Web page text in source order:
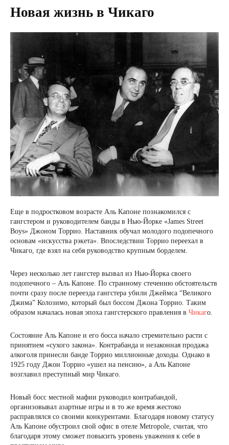
Новая жизнь в Чикаго
Еще в подростковом возрасте Аль Капоне познакомился с
гангстером и руководителем банды в Нью-Йорке «James Street
Boys» Джоном Торрио. Наставник обучал молодого подопечного
основам «искусства рэкета». Впоследствии Торрио переехал в
Чикаго, где взял на себя руководство крупным борделем.
Через несколько лет гангстер вызвал из Нью-Йорка своего
подопечного – Аль Капоне. По странному стечению обстоятельств
почти сразу после переезда гангстера убили Джеймса “Великого
Джима” Колозимо, который был боссом Джона Торрио. Таким
образом началась новая эпоха гангстерского правления в Чикаго.
Состояние Аль Капоне и его босса начало стремительно расти с
принятием «сухого закона». Контрабанда и незаконная продажа
алкоголя принесли банде Торрио миллионные доходы. Однако в
1925 году Джон Торрио «ушел на пенсию», а Аль Капоне
возглавил преступный мир Чикаго.
Новый босс местной мафии руководил контрабандой,
организовывал азартные игры и в то же время жестоко
расправлялся со своими конкурентами. Благодаря новому статусу
Аль Капоне обустроил свой офис в отеле Metropole, считая, что
благодаря этому сможет повысить уровень уважения к себе в